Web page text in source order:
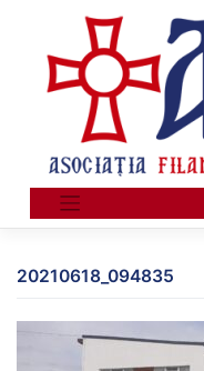
content
20210618_094835